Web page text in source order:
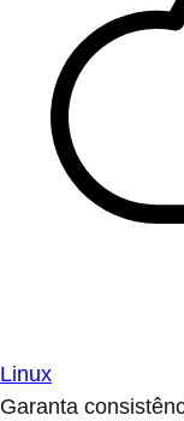
Linux
Garanta